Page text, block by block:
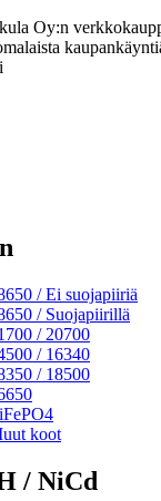
Oy:n
/ Ei suojapiiriä
/ Suojapiirillä
/ 20700
/ 16340
/ 18500
koot
/ NiCd